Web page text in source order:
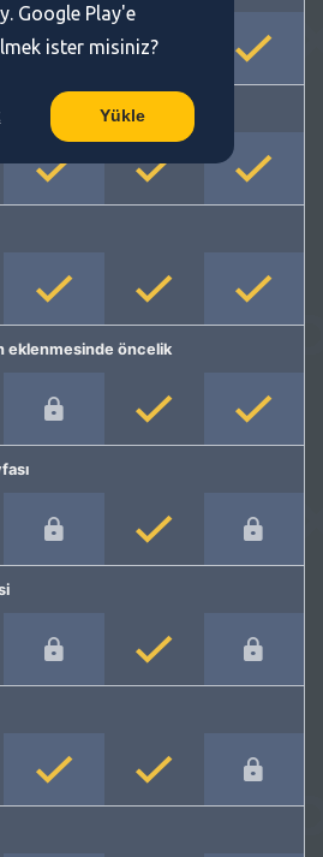
eklenmesinde öncelik
Google Play'e
ister misiniz?
Yükle